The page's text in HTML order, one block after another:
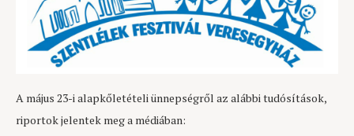
A május 23-i alapkőletételi ünnepségről az alábbi tudósítások,
riportok jelentek meg a médiában: